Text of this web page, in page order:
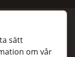
sätt
om vår